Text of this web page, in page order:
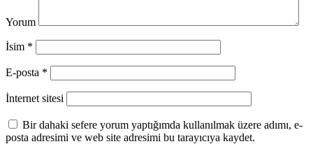
Yorum
İsim *
E-posta *
İnternet sitesi
Bir dahaki sefere yorum yaptığımda kullanılmak üzere adımı, e-
posta adresimi ve web site adresimi bu tarayıcıya kaydet.